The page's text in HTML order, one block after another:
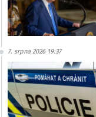
7. srpna 2026 19:37